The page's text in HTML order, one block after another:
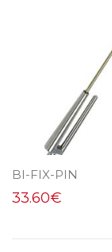
BI-FIX-PIN
33.60€